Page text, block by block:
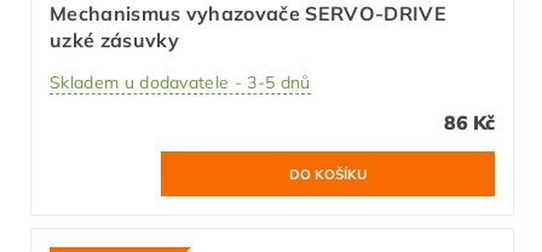
Mechanismus vyhazovače SERVO-DRIVE
uzké zásuvky
Skladem u dodavatele - 3-5 dnů
86 Kč